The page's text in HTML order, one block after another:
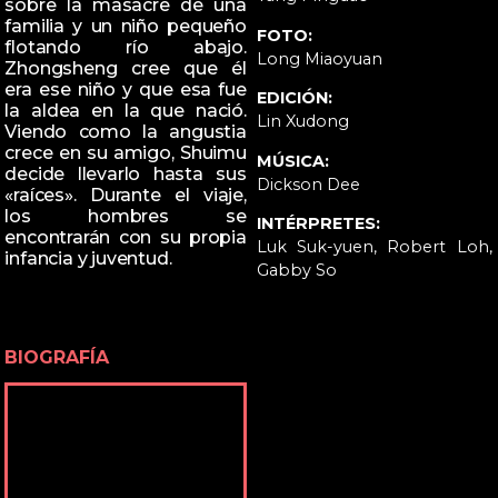
sobre la masacre de una
familia y un niño pequeño
flotando río abajo.
Zhongsheng cree que él
era ese niño y que esa fue
la aldea en la que nació.
Viendo como la angustia
crece en su amigo, Shuimu
decide llevarlo hasta sus
«raíces». Durante el viaje,
los hombres se
encontrarán con su propia
infancia y juventud.
BIOGRAFÍA
FOTO:
Long Miaoyuan
EDICIÓN:
Lin Xudong
MÚSICA:
Dickson Dee
INTÉRPRETES:
Luk Suk-yuen, Robert Loh,
Gabby So